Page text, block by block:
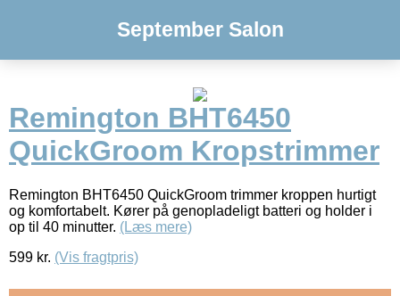
September Salon
Remington BHT6450
QuickGroom Kropstrimmer
Remington BHT6450 QuickGroom trimmer kroppen hurtigt
og komfortabelt. Kører på genopladeligt batteri og holder i
op til 40 minutter. (Læs mere)
599 kr. (Vis fragtpris)